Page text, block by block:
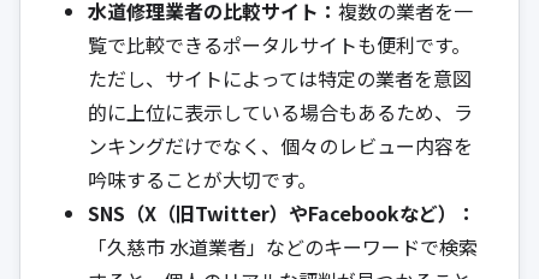
水道修理業者の比較サイト： 複数の業者を一
覧で比較できるポータルサイトも便利です。
ただし、サイトによっては特定の業者を意図
的に上位に表示している場合もあるため、ラ
ンキングだけでなく、個々のレビュー内容を
吟味することが大切です。
SNS（X（旧Twitter）やFacebookなど）：
「久慈市 水道業者」などのキーワードで検索